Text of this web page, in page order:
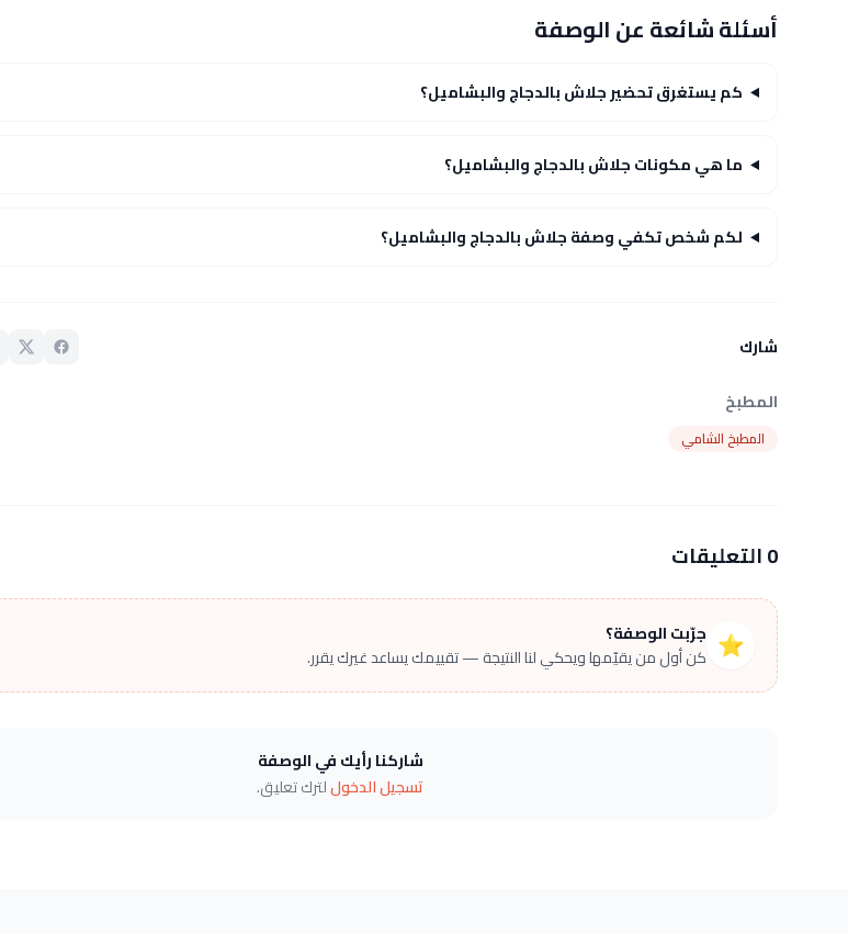
أسئلة شائعة عن الوصفة
كم يستغرق تحضير جلاش بالدجاج والبشاميل؟
ما هي مكونات جلاش بالدجاج والبشاميل؟
لكم شخص تكفي وصفة جلاش بالدجاج والبشاميل؟
شارك
المطبخ
المطبخ الشامي
0 التعليقات
⭐ جرّبت الوصفة؟
كن أول من يقيّمها ويحكي لنا النتيجة — تقييمك يساعد غيرك يقرر.
شاركنا رأيك في الوصفة
تسجيل الدخوللترك تعليق.